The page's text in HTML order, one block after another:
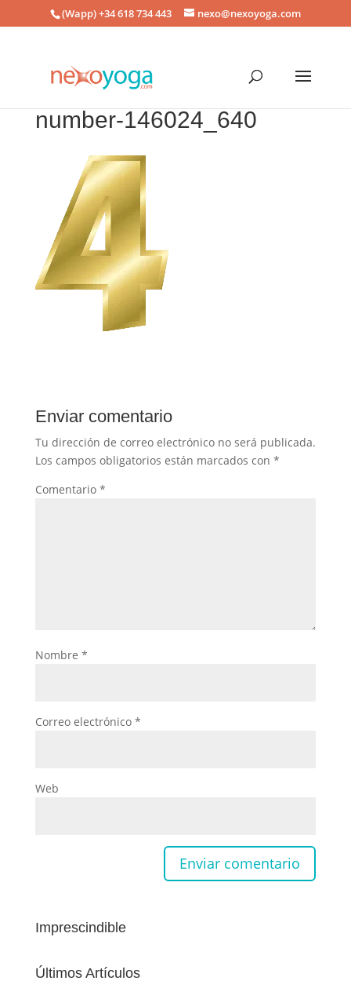
(Wapp) +34 618 734 443 nexo@nexoyoga.com
number-146024_640
Enviar comentario
Tu dirección de correo electrónico no será publicada.
Los campos obligatorios están marcados con *
Comentario *
Nombre *
Correo electrónico *
Web
Imprescindible
Últimos Artículos